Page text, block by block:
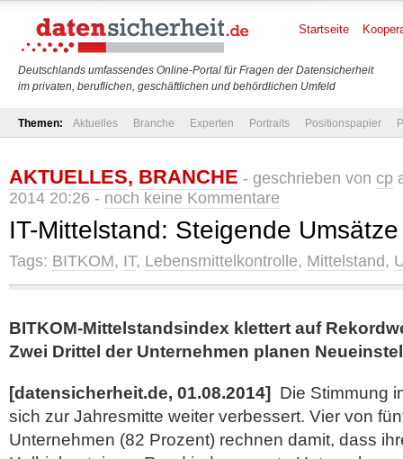
Deutschlands umfassendes Online-Portal für Fragen der Datensicherheit
im privaten, beruflichen, geschäftlichen und behördlichen Umfeld
Startseite
Themen: Aktuelles Branche Experten Portraits Positionspapier
AKTUELLES, BRANCHE - geschrieben von cp
2014 20:26 - noch keine Kommentare
IT-Mittelstand: Steigende
Tags: BITKOM, IT, Lebensmittelkontrolle, Mittelstand,
BITKOM-Mittelstandsindex klettert auf
Zwei Drittel der Unternehmen planen
[datensicherheit.de, 01.08.2014]
Die Stimmung
sich zur Jahresmitte weiter verbessert. Vier von
Unternehmen (82 Prozent) rechnen damit, dass